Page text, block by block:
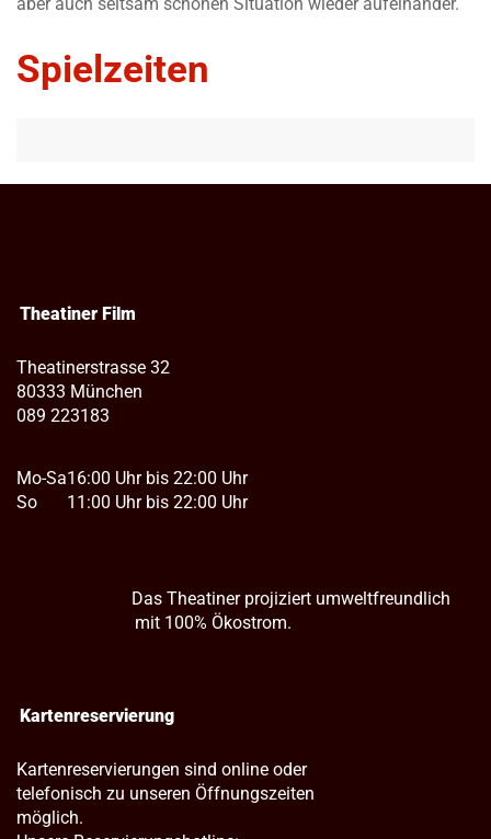
aber auch seltsam schönen Situation wieder aufeinander.
Spielzeiten
Theatiner Film
Theatinerstrasse 32
80333 München
089 223183
Mo-Sa
So
16:00 Uhr bis 22:00 Uhr
11:00 Uhr bis 22:00 Uhr
Das Theatiner projiziert umweltfreundlich
mit 100% Ökostrom.
Kartenreservierung
Kartenreservierungen sind online oder
telefonisch zu unseren Öffnungszeiten
möglich.